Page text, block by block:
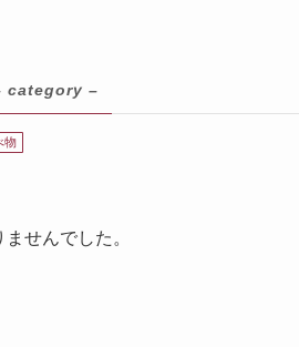
category –
物
せんでした。